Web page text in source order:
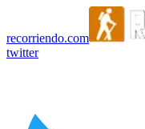
recorriendo.com
twitter